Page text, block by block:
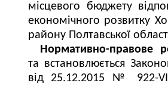
місцевого бюджету
економічного розвитку
району Полтавської
Нормативно-правове
та встановлюється
від 25.12.2015 № 922-